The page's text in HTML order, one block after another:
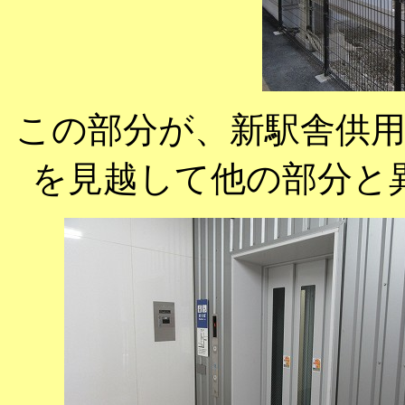
この部分が、新駅舎供
を見越して他の部分